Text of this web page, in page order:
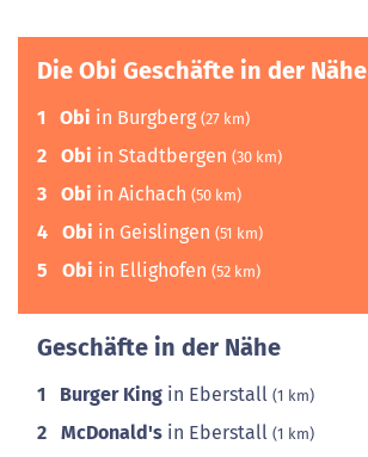
Die Obi Geschäfte in der Nähe
1 Obi in Burgberg (27 km)
2 Obi in Stadtbergen (30 km)
3 Obi in Aichach (50 km)
4 Obi in Geislingen (51 km)
5 Obi in Ellighofen (52 km)
Geschäfte in der Nähe
1 Burger King in Eberstall (1 km)
2 McDonald's in Eberstall (1 km)